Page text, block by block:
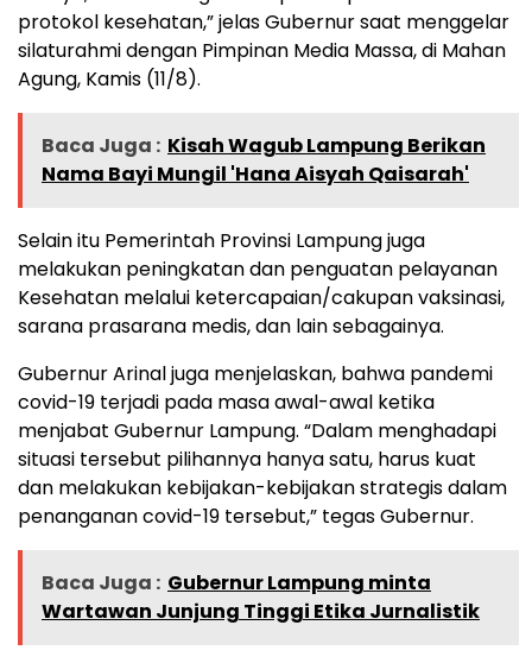
protokol kesehatan,” jelas Gubernur saat menggelar
silaturahmi dengan Pimpinan Media Massa, di Mahan
Agung, Kamis (11/8).
Baca Juga : Kisah Wagub Lampung Berikan
Nama Bayi Mungil 'Hana Aisyah Qaisarah'
Selain itu Pemerintah Provinsi Lampung juga
melakukan peningkatan dan penguatan pelayanan
Kesehatan melalui ketercapaian/cakupan vaksinasi,
sarana prasarana medis, dan lain sebagainya.
Gubernur Arinal juga menjelaskan, bahwa pandemi
covid-19 terjadi pada masa awal-awal ketika
menjabat Gubernur Lampung. “Dalam menghadapi
situasi tersebut pilihannya hanya satu, harus kuat
dan melakukan kebijakan-kebijakan strategis dalam
penanganan covid-19 tersebut,” tegas Gubernur.
Baca Juga : Gubernur Lampung minta
Wartawan Junjung Tinggi Etika Jurnalistik